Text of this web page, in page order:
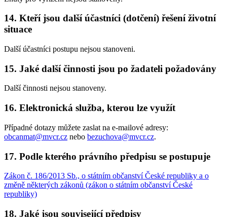
14. Kteří jsou další účastníci (dotčení) řešení životní
situace
Další účastníci postupu nejsou stanoveni.
15. Jaké další činnosti jsou po žadateli požadovány
Další činnosti nejsou stanoveny.
16. Elektronická služba, kterou lze využít
Případné dotazy můžete zaslat na e-mailové adresy:
obcanmat@mvcr.cz nebo bezuchova@mvcr.cz.
17. Podle kterého právního předpisu se postupuje
Zákon č. 186/2013 Sb., o státním občanství České republiky a o
změně některých zákonů (zákon o státním občanství České
republiky)
18. Jaké jsou související předpisy